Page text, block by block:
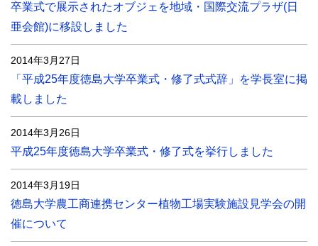
卒業式で展示されたオブジェを地域・国際交流プラザ(日
亜会館)に移設しました
2014年3月27日
「平成25年度徳島大学卒業式・修了式式辞」を学長室に掲
載しました
2014年3月26日
平成25年度徳島大学卒業式・修了式を挙行しました
2014年3月19日
徳島大学農工商連携センター植物工場実験施設見学会の開
催について